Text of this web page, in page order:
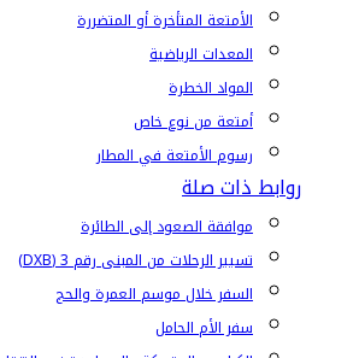
الأمتعة المتأخرة أو المتضررة
المعدات الرياضية
المواد الخطرة
أمتعة من نوع خاص
رسوم الأمتعة في المطار
روابط ذات صلة
موافقة الصعود إلى الطائرة
تسيير الرحلات من المبنى رقم 3 (DXB)
السفر خلال موسم العمرة والحج
سفر الأم الحامل